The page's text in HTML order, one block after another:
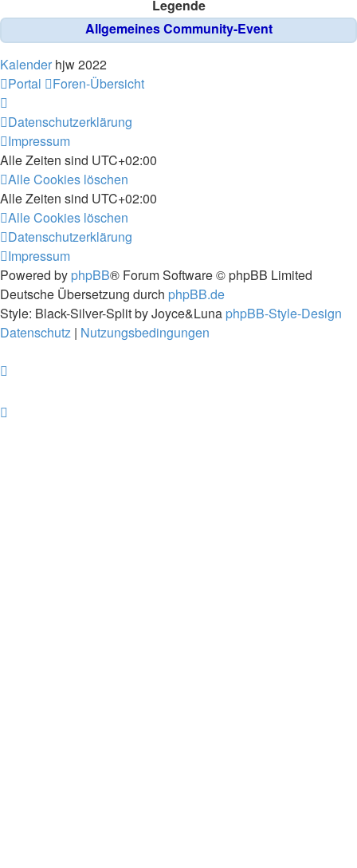
Legende
Allgemeines Community-Event
Kalender hjw 2022
Portal
Foren-Übersicht
Datenschutzerklärung
Impressum
Alle Zeiten sind UTC+02:00
Alle Cookies löschen
Alle Zeiten sind UTC+02:00
Alle Cookies löschen
Datenschutzerklärung
Impressum
Powered by phpBB® Forum Software © phpBB Limited
Deutsche Übersetzung durch phpBB.de
Style: Black-Silver-Split by Joyce&Luna phpBB-Style-Design
Datenschutz | Nutzungsbedingungen